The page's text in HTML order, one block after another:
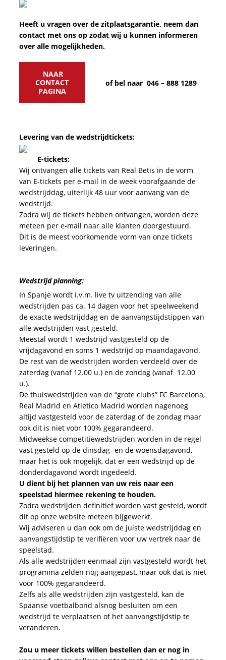
Heeft u vragen over de zitplaatsgarantie, neem dan
contact met ons op zodat wij u kunnen informeren
over alle mogelijkheden.
NAAR
CONTACT
PAGINA
of bel naar 046 – 888 1289
Levering van de wedstrijdtickets:
E-tickets:
Wij ontvangen alle tickets van Real Betis in de vorm
van E-tickets per e-mail in de week voorafgaande de
wedstrijddag, uiterlijk 48 uur voor aanvang van de
wedstrijd.
Zodra wij de tickets hebben ontvangen, worden deze
meteen per e-mail naar alle klanten doorgestuurd.
Dit is de meest voorkomende vorm van onze tickets
leveringen.
Wedstrijd planning:
In Spanje wordt i.v.m. live tv uitzending van alle
wedstrijden pas ca. 14 dagen voor het speelweekend
de exacte wedstrijddag en de aanvangstijdstippen van
alle wedstrijden vast gesteld.
Meestal wordt 1 wedstrijd vastgesteld op de
vrijdagavond en soms 1 wedstrijd op maandagavond.
De rest van de wedstrijden worden verdeeld over de
zaterdag (vanaf 12.00 u.) en de zondag (vanaf 12.00
u.).
De thuiswedstrijden van de “grote clubs” FC Barcelona,
Real Madrid en Atletico Madrid worden nagenoeg
altijd vastgesteld voor de zaterdag of de zondag maar
ook dit is niet voor 100% gegarandeerd.
Midweekse competitiewedstrijden worden in de regel
vast gesteld op de dinsdag- en de woensdagavond,
maar het is ook mogelijk, dat er een wedstrijd op de
donderdagavond wordt ingedeeld.
U dient bij het plannen van uw reis naar een
speelstad hiermee rekening te houden.
Zodra wedstrijden definitief worden vast gesteld, wordt
dit op onze website meteen bijgewerkt.
Wij adviseren u dan ook om de juiste wedstrijddag en
aanvangstijdstip te verifiëren voor uw vertrek naar de
speelstad.
Als alle wedstrijden eenmaal zijn vastgesteld wordt het
programma zelden nog aangepast, maar ook dat is niet
voor 100% gegarandeerd.
Zelfs als alle wedstrijden zijn vastgesteld, kan de
Spaanse voetbalbond alsnog besluiten om een
wedstrijd te verplaatsen of het aanvangstijdstip te
veranderen.
Zou u meer tickets willen bestellen dan er nog in